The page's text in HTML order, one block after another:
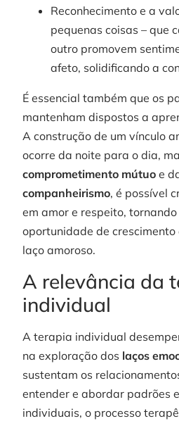
Reconhecimento e a
pequenas coisas – que
outro promovem
afeto, solidificando a
É essencial também que os
mantenham dispostos a
A construção de um vínculo
ocorre da noite para o dia,
comprometimento mútuo e
companheirismo, é possível
em amor e respeito,
oportunidade de
laço amoroso.
A relevância da
individual
A terapia individual
na exploração dos laços
sustentam os
entender e abordar padrões
individuais, o processo